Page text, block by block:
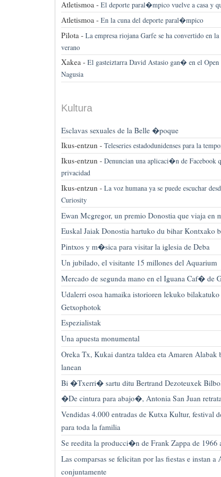
Atletismoa - El deporte paral�mpico vuelve a casa y
Atletismoa - En la cuna del deporte paral�mpico
Pilota - La empresa riojana Garfe se ha convertido en
verano
Xakea - El gasteiztarra David Astasio gan� en el
Nagusia
Kultura
Esclavas sexuales de la Belle �poque
Ikus-entzun - Teleseries estadodunidenses para la
Ikus-entzun - Denuncian una aplicaci�n de Facebook
privacidad
Ikus-entzun - La voz humana ya se puede escuchar
Curiosity
Ewan Mcgregor, un premio Donostia que viaja en
Euskal Jaiak Donostia hartuko du bihar Kontxako
Pintxos y m�sica para visitar la iglesia de Deba
Un jubilado, el visitante 15 millones del Aquarium
Mercado de segunda mano en el Iguana Caf� de
Udalerri osoa hamaika istorioren lekuko
Getxophotok
Espezialistak
Una apuesta monumental
Oreka Tx, Kukai dantza taldea eta Amaren
lanean
Bi �Txerri� sartu ditu Bertrand Dezoteuxek
�De cintura para abajo�, Antonia San Juan
Vendidas 4.000 entradas de Kutxa Kultur,
para toda la familia
Se reedita la producci�n de Frank Zappa de 1966
Las comparsas se felicitan por las fiestas e instan a
conjuntamente